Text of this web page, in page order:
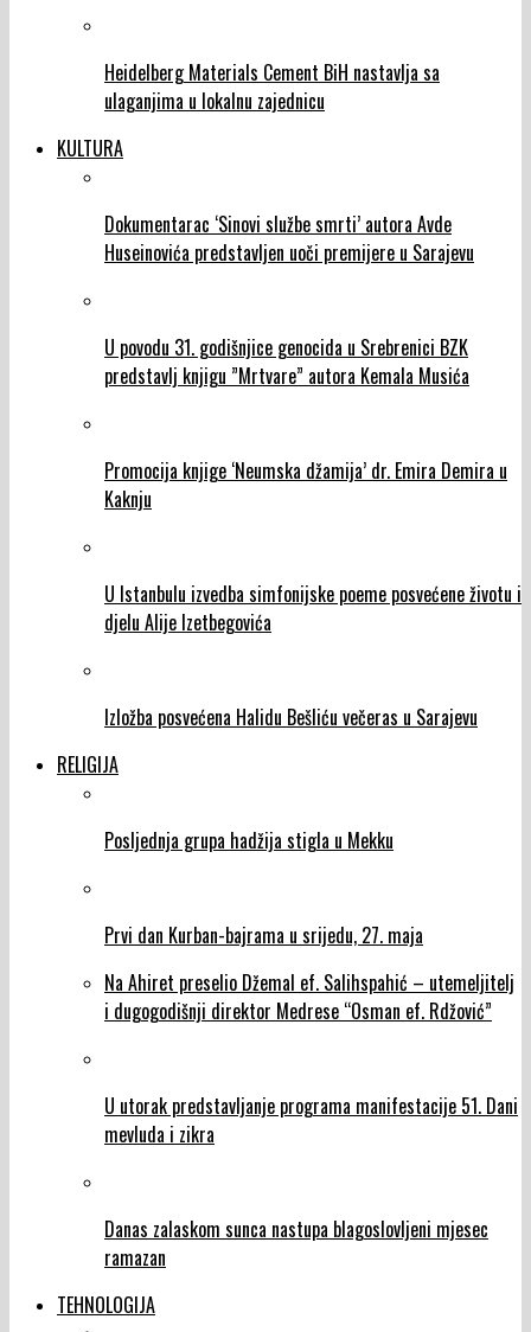
Heidelberg Materials Cement BiH nastavlja sa
ulaganjima u lokalnu zajednicu
KULTURA
Dokumentarac ‘Sinovi službe smrti’ autora Avde
Huseinovića predstavljen uoči premijere u Sarajevu
U povodu 31. godišnjice genocida u Srebrenici BZK
predstavlj knjigu ”Mrtvare” autora Kemala Musića
Promocija knjige ‘Neumska džamija’ dr. Emira Demira u
Kaknju
U Istanbulu izvedba simfonijske poeme posvećene životu i
djelu Alije Izetbegovića
Izložba posvećena Halidu Bešliću večeras u Sarajevu
RELIGIJA
Posljednja grupa hadžija stigla u Mekku
Prvi dan Kurban-bajrama u srijedu, 27. maja
Na Ahiret preselio Džemal ef. Salihspahić – utemeljitelj
i dugogodišnji direktor Medrese “Osman ef. Rdžović”
U utorak predstavljanje programa manifestacije 51. Dani
mevluda i zikra
Danas zalaskom sunca nastupa blagoslovljeni mjesec
ramazan
TEHNOLOGIJA